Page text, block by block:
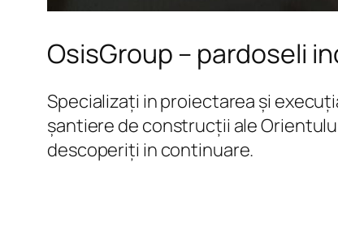
OsisGroup – pardoseli
Specializați in proiectarea și
șantiere de construcții ale
descoperiți in continuare.